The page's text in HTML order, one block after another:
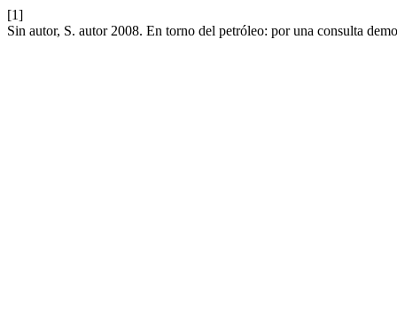
[1]
Sin autor, S. autor 2008. En torno del petróleo: por una consulta